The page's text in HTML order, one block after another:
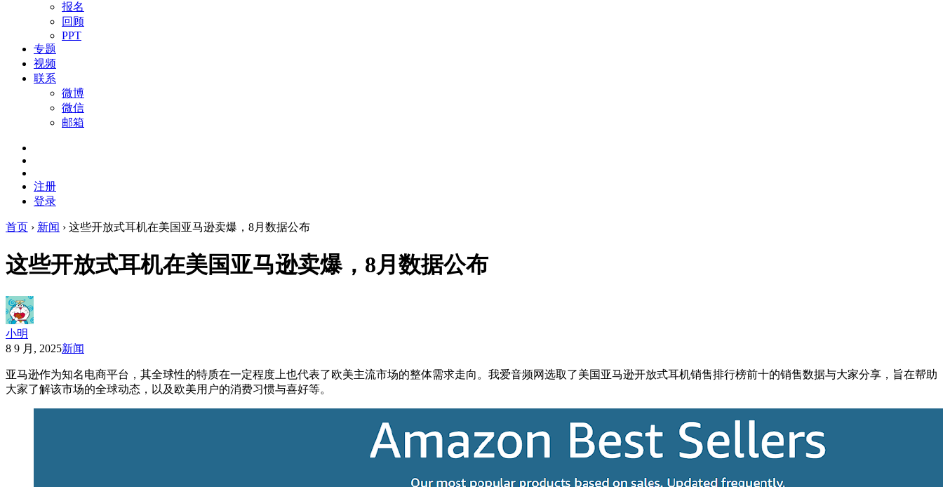
报名
回顾
PPT
专题
视频
联系
微博
微信
邮箱
注册
登录
首页 › 新闻 › 这些开放式耳机在美国亚马逊卖爆，8月数据公布
这些开放式耳机在美国亚马逊卖爆，8月数据公布
小明
8 9 月, 2025新闻
亚马逊作为知名电商平台，其全球性的特质在一定程度上也代表了欧美主流市场的整体需求走向。我爱音频网选取了美国亚马逊开放式耳机销售排行榜前十的销售数据与大家分享，旨在帮助
大家了解该市场的全球动态，以及欧美用户的消费习惯与喜好等。